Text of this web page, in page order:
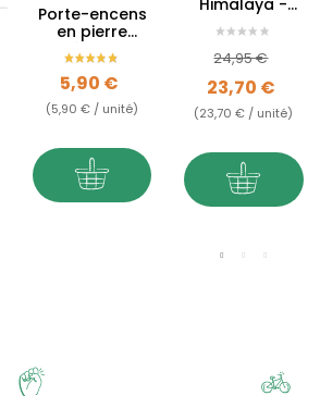
Porte-encens
en pierre
stéatite -
Arbre de vie
Prix
5,90 €
(5,90 € / unité)
Himalaya -
5kg 7kg
Prix de base
24,95 €
23,70 €
(23,70 € / unité)